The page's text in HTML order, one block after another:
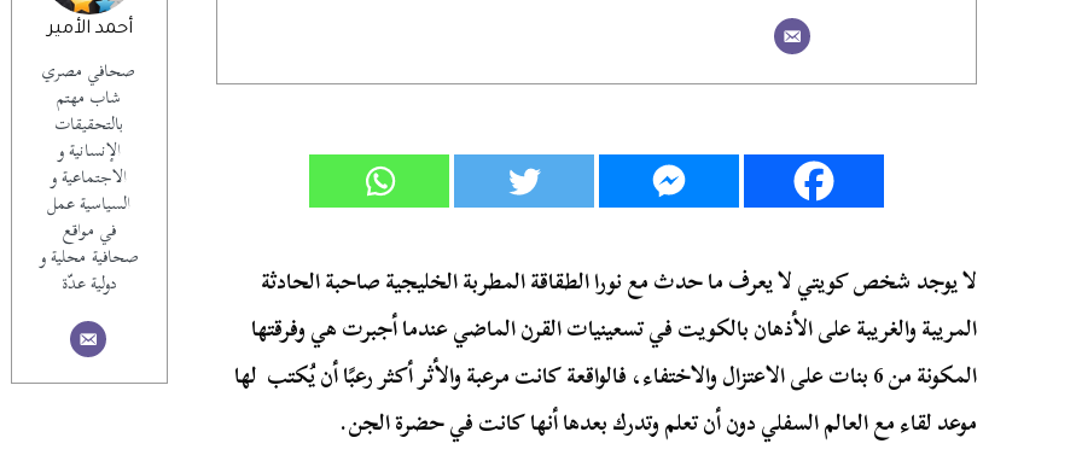
أحمد الأمير
صحافي مصري
شاب مهتم
بالتحقيقات
الإنسانية و
الاجتماعية و
السياسية عمل
في مواقع
صحافية محلية و
دولية عدّة
لا يوجد شخص كويتي لا يعرف ما حدث مع نورا الطقاقة المطربة الخليجية صاحبة الحادثة
المريبة والغريبة على الأذهان بالكويت في تسعينيات القرن الماضي عندما أجبرت هي وفرقتها
المكونة من 6 بنات على الاعتزال والاختفاء، فالواقعة كانت مرعبة والأثر أكثر رعبًا أن يُكتب لها
موعد لقاء مع العالم السفلي دون أن تعلم وتدرك بعدها أنها كانت في حضرة الجن.